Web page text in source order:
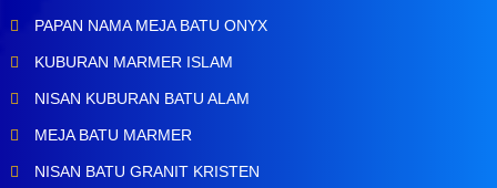
PAPAN NAMA MEJA BATU ONYX
KUBURAN MARMER ISLAM
NISAN KUBURAN BATU ALAM
MEJA BATU MARMER
NISAN BATU GRANIT KRISTEN